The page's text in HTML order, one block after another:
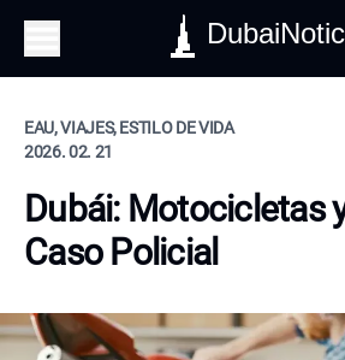
EAU, VIAJES, ESTILO DE VIDA
2026. 02. 21
Dubái: Motocicletas
Caso Policial